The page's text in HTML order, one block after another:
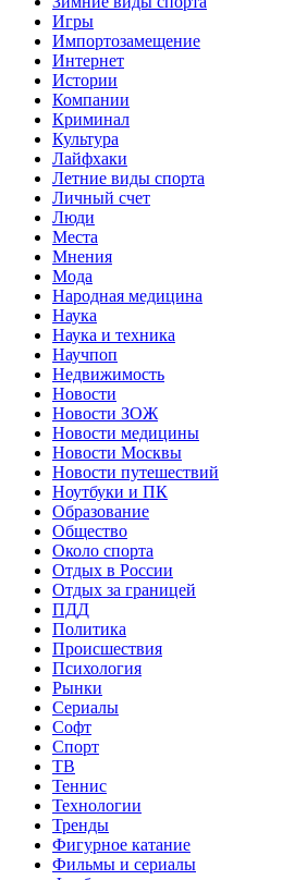
Игры
Импортозамещение
Интернет
Истории
Компании
Криминал
Культура
Лайфхаки
Летние виды спорта
Личный счет
Люди
Места
Мнения
Мода
Народная медицина
Наука
Наука и техника
Научпоп
Недвижимость
Новости
Новости ЗОЖ
Новости медицины
Новости Москвы
Новости путешествий
Ноутбуки и ПК
Образование
Общество
Около спорта
Отдых в России
Отдых за границей
ПДД
Политика
Происшествия
Психология
Рынки
Сериалы
Софт
Спорт
ТВ
Теннис
Технологии
Тренды
Фигурное катание
Фильмы и сериалы